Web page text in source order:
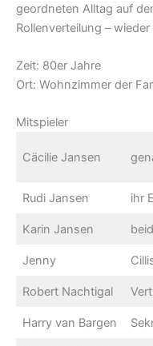
geordneten Alltag auf
Rollenverteilung –
Zeit: 80er Jahre
Ort: Wohnzimmer der
Mitspieler
Cäcilie Jansen
Rudi Jansen ihr
Karin Jansen
Jenny
Robert Nachtigal
Harry van Bargen